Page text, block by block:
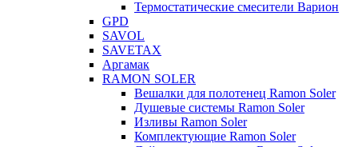
Термостатические смесители Варион
GPD
SAVOL
SAVETAX
Аргамак
RAMON SOLER
Вешалки для полотенец Ramon Soler
Душевые системы Ramon Soler
Изливы Ramon Soler
Комплектующие Ramon Soler